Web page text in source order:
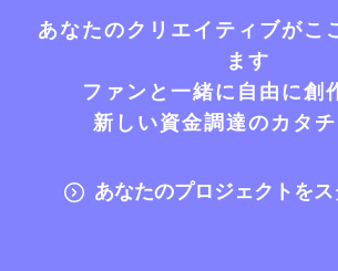
あなたのクリエイティブがこ
ます
ファンと一緒に自由に創
新しい資金調達のカタ
あなたのプロジェクトを